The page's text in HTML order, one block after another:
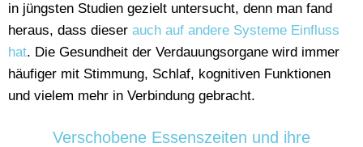
in jüngsten Studien gezielt untersucht, denn man fand
heraus, dass dieser auch auf andere Systeme Einfluss
hat. Die Gesundheit der Verdauungsorgane wird immer
häufiger mit Stimmung, Schlaf, kognitiven Funktionen
und vielem mehr in Verbindung gebracht.
Verschobene Essenszeiten und ihre